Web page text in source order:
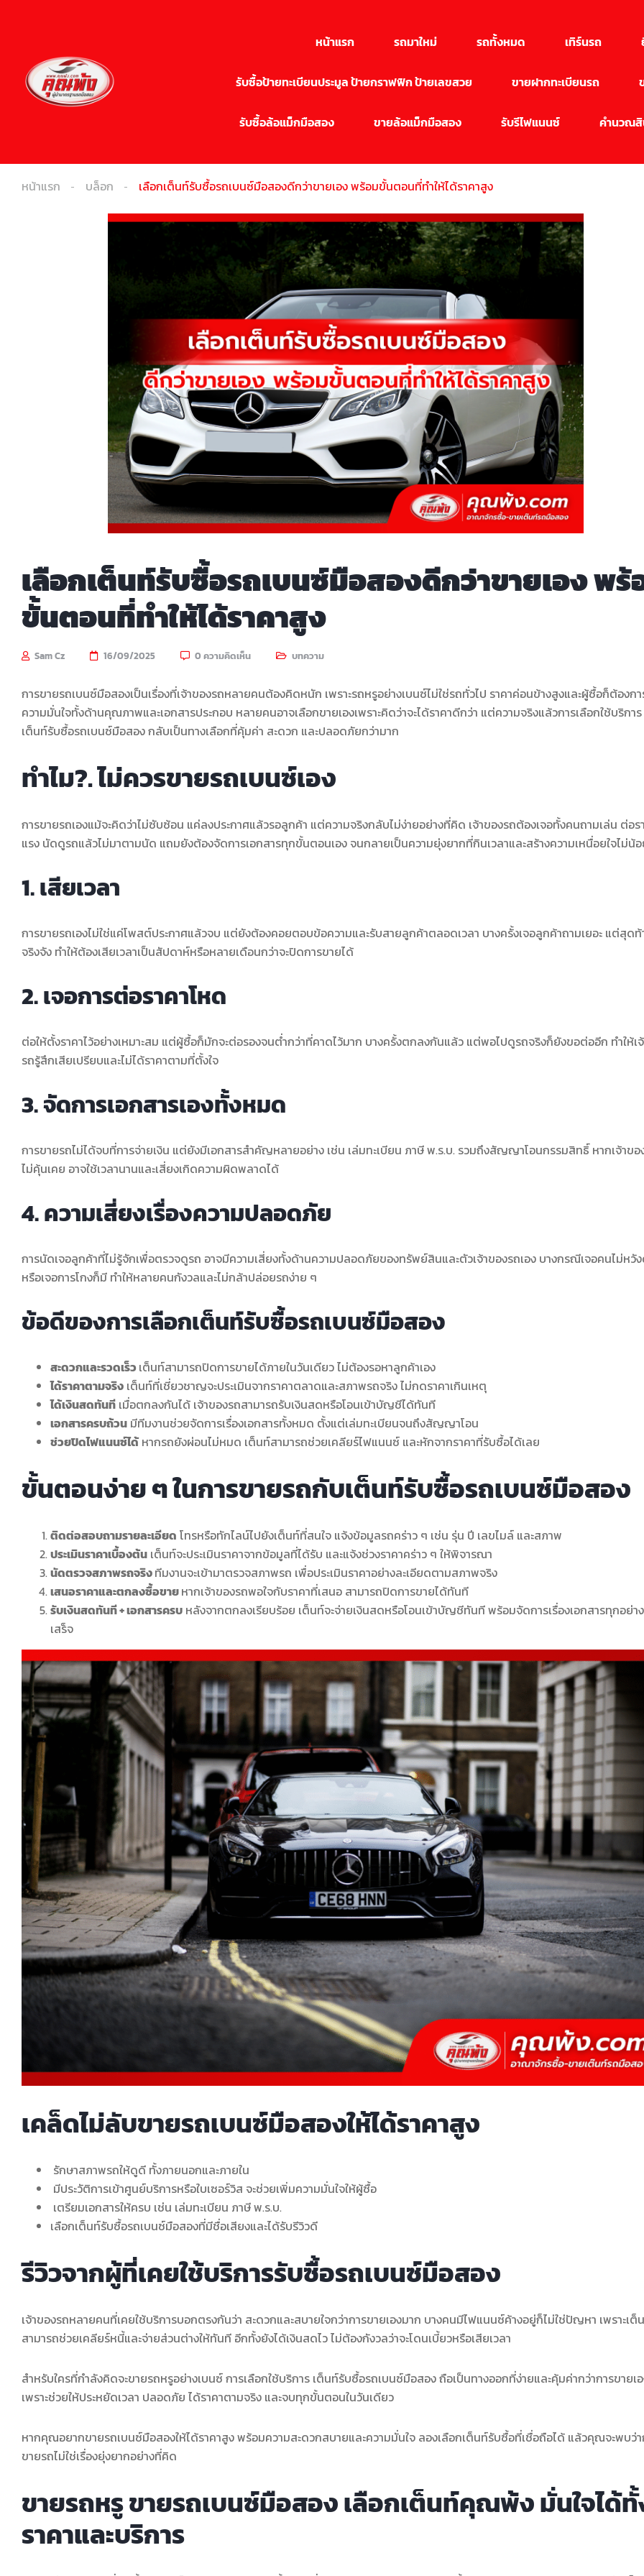
หน้าแรก รถมาใหม่ รถทั้งหมด เทิร์นรถ
รับซื้อป้ายทะเบียนประมูล ป้ายกราฟฟิก ป้ายเลขสวย ขายฝากทะเบียนรถ
รับซื้อล้อแม็กมือสอง ขายล้อแม็กมือสอง รับรีไฟแนนซ์ คำนวณสิ
หน้าแรก บล็อก เลือกเต็นท์รับซื้อรถเบนซ์มือสองดีกว่าขายเอง พร้อมขั้นตอนที่ทำให้ได้ราคาสูง
เลือกเต็นท์รับซื้อรถเบนซ์มือสองดีกว่าขายเอง พร้
ขั้นตอนที่ทำให้ได้ราคาสูง
Sam Cz 16/09/2025 0 ความคิดเห็น บทความ
การขายรถเบนซ์มือสองเป็นเรื่องที่เจ้าของรถหลายคนต้องคิดหนัก เพราะรถหรูอย่างเบนซ์ไม่ใช่รถทั่วไป ราคาค่อนข้างสูงและผู้ซื้อก็ต้องก
ความมั่นใจทั้งด้านคุณภาพและเอกสารประกอบ หลายคนอาจเลือกขายเองเพราะคิดว่าจะได้ราคาดีกว่า แต่ความจริงแล้วการเลือกใช้บริการ
เต็นท์รับซื้อรถเบนซ์มือสอง กลับเป็นทางเลือกที่คุ้มค่า สะดวก และปลอดภัยกว่ามาก
ทำไม?. ไม่ควรขายรถเบนซ์เอง
การขายรถเองแม้จะคิดว่าไม่ซับซ้อน แค่ลงประกาศแล้วรอลูกค้า แต่ความจริงกลับไม่ง่ายอย่างที่คิด เจ้าของรถต้องเจอทั้งคนถามเล่น ต่อร
แรง นัดดูรถแล้วไม่มาตามนัด แถมยังต้องจัดการเอกสารทุกขั้นตอนเอง จนกลายเป็นความยุ่งยากที่กินเวลาและสร้างความเหนื่อยใจไม่น้
1. เสียเวลา
การขายรถเองไม่ใช่แค่โพสต์ประกาศแล้วจบ แต่ยังต้องคอยตอบข้อความและรับสายลูกค้าตลอดเวลา บางครั้งเจอลูกค้าถามเยอะ แต่สุดท้
จริงจัง ทำให้ต้องเสียเวลาเป็นสัปดาห์หรือหลายเดือนกว่าจะปิดการขายได้
2. เจอการต่อราคาโหด
ต่อให้ตั้งราคาไว้อย่างเหมาะสม แต่ผู้ซื้อก็มักจะต่อรองจนต่ำกว่าที่คาดไว้มาก บางครั้งตกลงกันแล้ว แต่พอไปดูรถจริงก็ยังขอต่ออีก ทำให้เ
รถรู้สึกเสียเปรียบและไม่ได้ราคาตามที่ตั้งใจ
3. จัดการเอกสารเองทั้งหมด
การขายรถไม่ได้จบที่การจ่ายเงิน แต่ยังมีเอกสารสำคัญหลายอย่าง เช่น เล่มทะเบียน ภาษี พ.ร.บ. รวมถึงสัญญาโอนกรรมสิทธิ์ หากเจ้าขอ
ไม่คุ้นเคย อาจใช้เวลานานและเสี่ยงเกิดความผิดพลาดได้
4. ความเสี่ยงเรื่องความปลอดภัย
การนัดเจอลูกค้าที่ไม่รู้จักเพื่อตรวจดูรถ อาจมีความเสี่ยงทั้งด้านความปลอดภัยของทรัพย์สินและตัวเจ้าของรถเอง บางกรณีเจอคนไม่หวั
หรือเจอการโกงก็มี ทำให้หลายคนกังวลและไม่กล้าปล่อยรถง่าย ๆ
ข้อดีของการเลือกเต็นท์รับซื้อรถเบนซ์มือสอง
สะดวกและรวดเร็วเต็นท์สามารถปิดการขายได้ภายในวันเดียว ไม่ต้องรอหาลูกค้าเอง
ได้ราคาตามจริง เต็นท์ที่เชี่ยวชาญจะประเมินจากราคาตลาดและสภาพรถจริง ไม่กดราคาเกินเหตุ
ได้เงินสดทันที เมื่อตกลงกันได้ เจ้าของรถสามารถรับเงินสดหรือโอนเข้าบัญชีได้ทันที
เอกสารครบถ้วน มีทีมงานช่วยจัดการเรื่องเอกสารทั้งหมด ตั้งแต่เล่มทะเบียนจนถึงสัญญาโอน
ช่วยปิดไฟแนนซ์ได้หากรถยังผ่อนไม่หมด เต็นท์สามารถช่วยเคลียร์ไฟแนนซ์ และหักจากราคาที่รับซื้อได้เลย
ขั้นตอนง่าย ๆ ในการขายรถกับเต็นท์รับซื้อรถเบนซ์มือสอง
ติดต่อสอบถามรายละเอียด โทรหรือทักไลน์ไปยังเต็นท์ที่สนใจ แจ้งข้อมูลรถคร่าว ๆ เช่น รุ่น ปี เลขไมล์ และสภาพ
ประเมินราคาเบื้องต้น เต็นท์จะประเมินราคาจากข้อมูลที่ได้รับ และแจ้งช่วงราคาคร่าว ๆ ให้พิจารณา
นัดตรวจสภาพรถจริงทีมงานจะเข้ามาตรวจสภาพรถ เพื่อประเมินราคาอย่างละเอียดตามสภาพจริง
เสนอราคาและตกลงซื้อขายหากเจ้าของรถพอใจกับราคาที่เสนอ สามารถปิดการขายได้ทันที
รับเงินสดทันที + เอกสารครบ หลังจากตกลงเรียบร้อย เต็นท์จะจ่ายเงินสดหรือโอนเข้าบัญชีทันที พร้อมจัดการเรื่องเอกสารทุกอย่า
เสร็จ
เคล็ดไม่ลับขายรถเบนซ์มือสองให้ได้ราคาสูง
รักษาสภาพรถให้ดูดี ทั้งภายนอกและภายใน
มีประวัติการเข้าศูนย์บริการหรือใบเซอร์วิส จะช่วยเพิ่มความมั่นใจให้ผู้ซื้อ
เตรียมเอกสารให้ครบ เช่น เล่มทะเบียน ภาษี พ.ร.บ.
เลือกเต็นท์รับซื้อรถเบนซ์มือสองที่มีชื่อเสียงและได้รับรีวิวดี
รีวิวจากผู้ที่เคยใช้บริการรับซื้อรถเบนซ์มือสอง
เจ้าของรถหลายคนที่เคยใช้บริการบอกตรงกันว่า สะดวกและสบายใจกว่าการขายเองมาก บางคนมีไฟแนนซ์ค้างอยู่ก็ไม่ใช่ปัญหา เพราะเต็
สามารถช่วยเคลียร์หนี้และจ่ายส่วนต่างให้ทันที อีกทั้งยังได้เงินสดไว ไม่ต้องกังวลว่าจะโดนเบี้ยวหรือเสียเวลา
สำหรับใครที่กำลังคิดจะขายรถหรูอย่างเบนซ์ การเลือกใช้บริการ เต็นท์รับซื้อรถเบนซ์มือสอง ถือเป็นทางออกที่ง่ายและคุ้มค่ากว่าการขายเ
เพราะช่วยให้ประหยัดเวลา ปลอดภัย ได้ราคาตามจริง และจบทุกขั้นตอนในวันเดียว
หากคุณอยากขายรถเบนซ์มือสองให้ได้ราคาสูง พร้อมความสะดวกสบายและความมั่นใจ ลองเลือกเต็นท์รับซื้อที่เชื่อถือได้ แล้วคุณจะพบว่า
ขายรถไม่ใช่เรื่องยุ่งยากอย่างที่คิด
ขายรถหรู ขายรถเบนซ์มือสอง เลือกเต็นท์คุณพ้ง มั่นใจได้
ราคาและบริการ